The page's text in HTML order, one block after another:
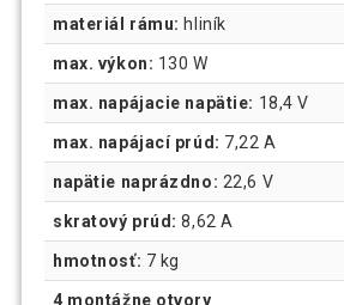
materiál rámu: hliník
max. výkon: 130 W
max. napájacie napätie: 18,4 V
max. napájací prúd: 7,22 A
napätie naprázdno: 22,6 V
skratový prúd: 8,62 A
hmotnosť: 7 kg
4 montážne otvory